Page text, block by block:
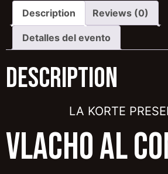
Description Reviews (0)
Detalles del evento
Description
LA KORTE
VLACHO AL